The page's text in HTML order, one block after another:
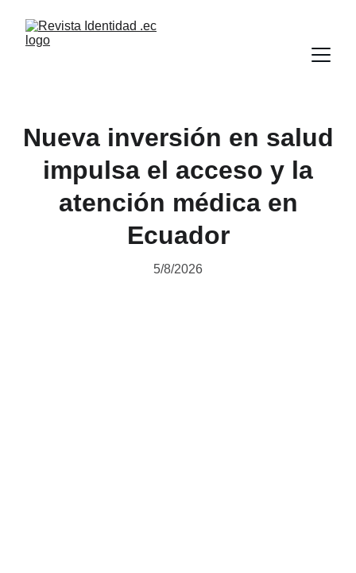
Nueva inversión en salud
impulsa el acceso y la
atención médica en
Ecuador
5/8/2026